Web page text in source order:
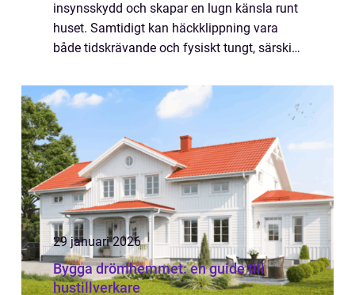
insynsskydd och skapar en lugn känsla runt
huset. Samtidigt kan häckklippning vara
både tidskrävande och fysiskt tungt, särskilt
gångar och byggnader. I Skurup med...
29 januari 2026
Bygga drömhemmet: en guide till
hustillverkare